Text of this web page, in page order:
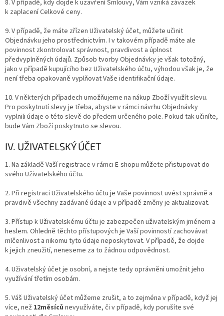
8. V případě, kdy dojde k uzavření Smlouvy, Vám vzniká závazek
k zaplacení Celkové ceny.
9. V případě, že máte zřízen Uživatelský účet, můžete učinit
Objednávku jeho prostřednictvím. I v takovém případě máte ale
povinnost zkontrolovat správnost, pravdivost a úplnost
předvyplněných údajů. Způsob tvorby Objednávky je však totožný,
jako v případě kupujícího bez Uživatelského účtu, výhodou však je, že
není třeba opakovaně vyplňovat Vaše identifikační údaje.
10. V některých případech umožňujeme na nákup Zboží využít slevu.
Pro poskytnutí slevy je třeba, abyste v rámci návrhu Objednávky
vyplnili údaje o této slevě do předem určeného pole. Pokud tak učiníte,
bude Vám Zboží poskytnuto se slevou.
IV. UŽIVATELSKÝ ÚČET
1. Na základě Vaší registrace v rámci E-shopu můžete přistupovat do
svého Uživatelského účtu.
2. Při registraci Uživatelského účtu je Vaše povinnost uvést správně a
pravdivě všechny zadávané údaje a v případě změny je aktualizovat.
3. Přístup k Uživatelskému účtu je zabezpečen uživatelským jménem a
heslem. Ohledně těchto přístupových je Vaší povinností zachovávat
mlčenlivost a nikomu tyto údaje neposkytovat. V případě, že dojde
k jejich zneužití, neneseme za to žádnou odpovědnost.
4. Uživatelský účet je osobní, a nejste tedy oprávněni umožnit jeho
využívání třetím osobám.
5. Váš Uživatelský účet můžeme zrušit, a to zejména v případě, když jej
více, než 12měsíců nevyužíváte, či v případě, kdy porušíte své